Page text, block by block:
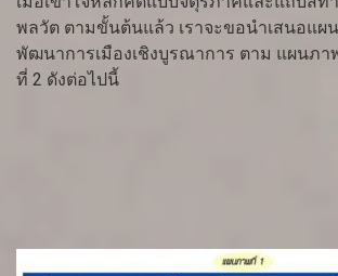
พลวัต ตามขั้นต้นแล้ว เราจะขอนำเสนอแผ
พัฒนาการเมืองเชิงบูรณาการ ตาม แผนภ
ที่ 2 ดังต่อไปนี้